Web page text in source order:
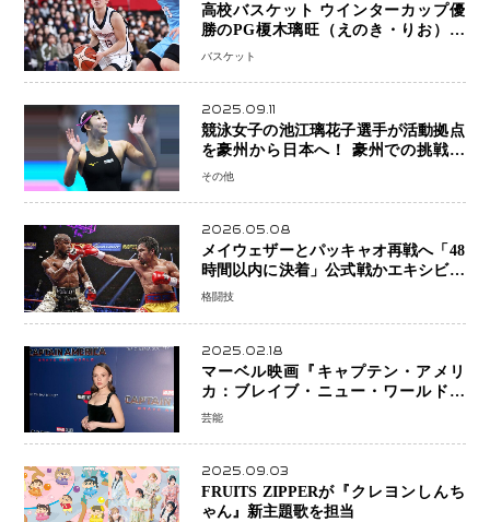
高校バスケット ウインターカップ優
勝のPG榎木璃旺（えのき・りお）が
プロの現場へ―。
バスケット
2025.09.11
競泳女子の池江璃花子選手が活動拠点
を豪州から日本へ！ 豪州での挑戦を
糧に、28年ロサンゼルス五輪へ再始動
その他
2026.05.08
メイウェザーとパッキャオ再戦へ「48
時間以内に決着」公式戦かエキシビシ
ョンか混迷続く
格闘技
2025.02.18
マーベル映画『キャプテン・アメリ
カ：ブレイブ・ニュー・ワールド』
新ブラック・ウィドウ役のシラ・ハー
芸能
2025.09.03
FRUITS ZIPPERが『クレヨンしんち
ゃん』新主題歌を担当